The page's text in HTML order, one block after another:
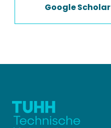
Google Scholar